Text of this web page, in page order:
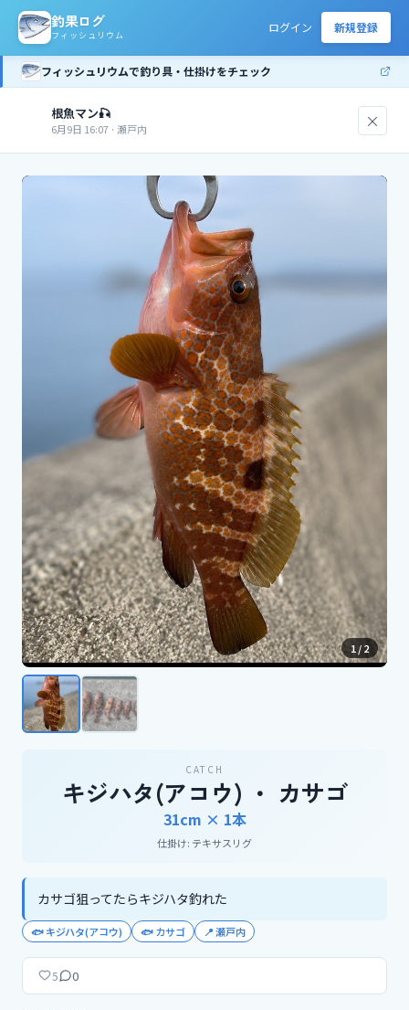
釣果ログ
フィッシュリウム
ログイン 新規登録
フィッシュリウムで釣り具・仕掛けをチェック
根魚マン🎣
6月9日 16:07 · 瀬戸内 ×
1/2
CATCH
キジハタ(アコウ) ・ カサゴ
31cm × 1本
仕掛け: テキサスリグ
カサゴ狙ってたらキジハタ釣れた
🐟キジハタ(アコウ) 🐟カサゴ 📍瀬戸内
5 0